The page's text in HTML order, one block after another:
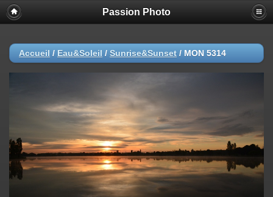
Passion Photo
Accueil / Eau&Soleil / Sunrise&Sunset / MON 5314